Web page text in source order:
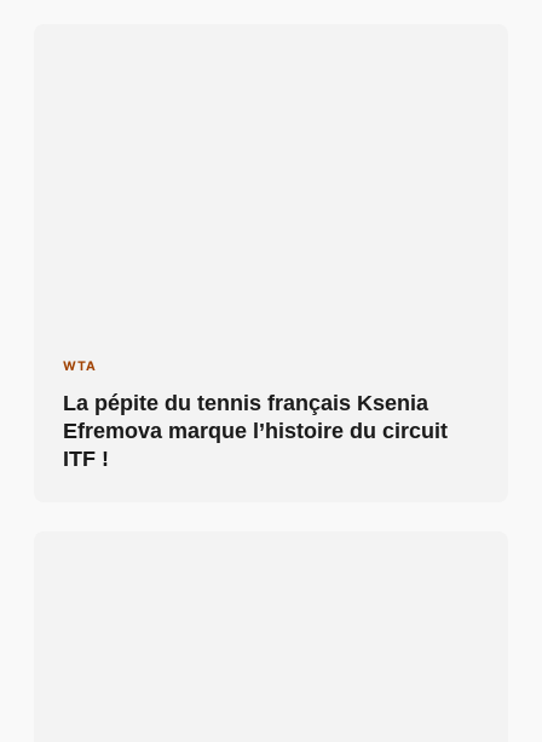
WTA
La pépite du tennis français Ksenia
Efremova marque l’histoire du circuit
ITF !